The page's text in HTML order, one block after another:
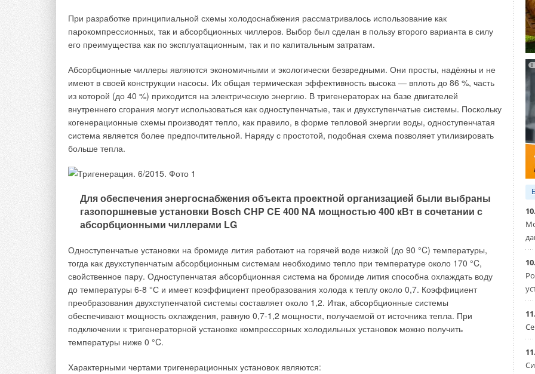
При разработке принципиальной схемы холодоснабжения рассматривалось использование как
парокомпрессионных, так и абсорбционных чиллеров. Выбор был сделан в пользу второго варианта в силу
его преимущества как по эксплуатационным, так и по капитальным затратам.
Абсорбционные чиллеры являются экономичными и экологически безвредными. Они просты, надёжны и не
имеют в своей конструкции насосы. Их общая термическая эффективность высока — вплоть до 86 %, часть
из которой (до 40 %) приходится на электрическую энергию. В тригенераторах на базе двигателей
внутреннего сгорания могут использоваться как одноступенчатые, так и двухступенчатые системы. Поскольку
когенерационные схемы производят тепло, как правило, в форме тепловой энергии воды, одноступенчатая
система является более предпочтительной. Наряду с простотой, подобная схема позволяет утилизировать
больше тепла.
Для обеспечения энергоснабжения объекта проектной организацией были выбраны
газопоршневые установки Bosch CHP CE 400 NA мощностью 400 кВт в сочетании с
абсорбционными чиллерами LG
Одноступенчатые установки на бромиде лития работают на горячей воде низкой (до 90 °C) температуры,
тогда как двухступенчатым абсорбционным системам необходимо тепло при температуре около 170 °C,
свойственное пару. Одноступенчатая абсорбционная система на бромиде лития способна охлаждать воду
до температуры 6-8 °С и имеет коэффициент преобразования холода к теплу около 0,7. Коэффициент
преобразования двухступенчатой системы составляет около 1,2. Итак, абсорбционные системы
обеспечивают мощность охлаждения, равную 0,7-1,2 мощности, получаемой от источника тепла. При
подключении к тригенераторной установке компрессорных холодильных установок можно получить
температуры ниже 0 °C.
Характерными чертами тригенерационных установок являются:
характеризуется меньшим засорением и солеотложением;
бесперебойная работа котла при скачках напряжения ± 30 % в электрической сети 220 В
благодаря адаптированному чипу SMPS;
функция предотвращения замерзания котла — при падении температуры в помещении
режим «Зима/Лето» позволяет котлу функционировать комбинированно — зимой работает
отопление и горячее водоснабжение, а летом — только ГВС.
Новые котлы серии SMART-TOK от корейского отопительного гиганта KD Navien будут
обладать множеством «умных» sMART-функций, позволяющих персонализировать
Данная технология не имеет аналогов на российском отопительном рынке и призвана
Navien в разработку нового инновационного продукта
Котлы новой серии Navien SMART-TOK позволяют осуществлять дистанционное управление системой
работой котла. На котлах SMART-TOK возможна установка таймера, благодаря которому можно
запрограммировать желаемое время отопления.
Мощность новых котлов SMART-TOK составит от 13 до 35 кВт, планируемое время выпуска — июль 2015
года.
Таким образом, новые котлы Navien SMART-TOK производства южнокорейского отопительного гиганта KD
Navien будут обладать множеством «умных» SMART-функций, позволяющих персонализировать настройки
технология не имеет аналогов на российском рынке отопительного оборудования и призвана занять